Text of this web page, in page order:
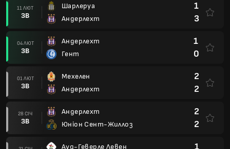
11 ЛЮТ
ЗВ
Шарлеруа
Андерлехт
1
3
04 ЛЮТ
ЗВ
Андерлехт
Гент
1
0
01 ЛЮТ
ЗВ
Мехелен
Андерлехт
2
2
28 СІЧ
ЗВ
Андерлехт
Юніон Сент-Жиллоз
2
2
Ауд-Геверле Левен
1